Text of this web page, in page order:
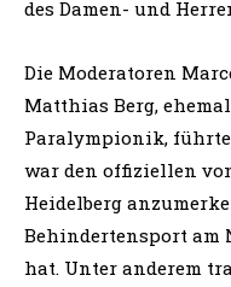
des Damen- und
Die Moderatoren
Matthias Berg,
Paralympionik,
war den offiziellen
Heidelberg
Behindertensport am
hat. Unter anderem